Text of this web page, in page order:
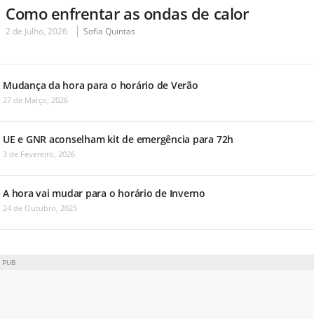
Como enfrentar as ondas de calor
2 de Julho, 2026 Sofia Quintas
Mudança da hora para o horário de Verão
27 de Março, 2026
UE e GNR aconselham kit de emergência para 72h
3 de Fevereiro, 2026
A hora vai mudar para o horário de Inverno
24 de Outubro, 2025
PUB